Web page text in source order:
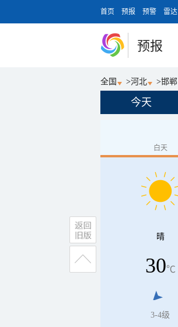
首页 预报 预警 雷达
预报
全国 >河北 >邯郸
今天
白天
晴
30℃
3-4级